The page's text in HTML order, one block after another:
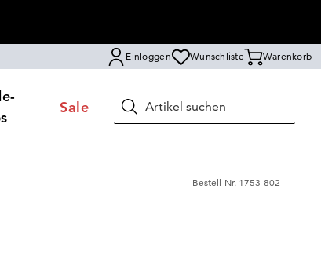
Einloggen Wunschliste Warenkorb
Sale Suchen
Bestell-Nr. 1753-802